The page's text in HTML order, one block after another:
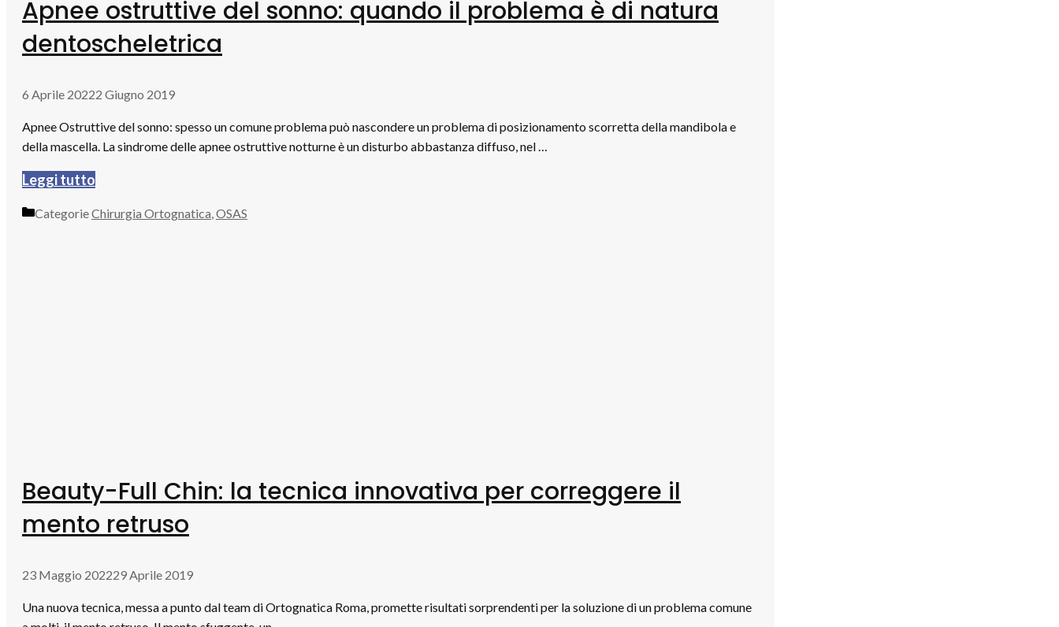
Apnee ostruttive del sonno: quando il problema è di natura
dentoscheletrica
6 Aprile 20222 Giugno 2019
Apnee Ostruttive del sonno: spesso un comune problema può nascondere un problema di posizionamento scorretta della mandibola e
della mascella. La sindrome delle apnee ostruttive notturne è un disturbo abbastanza diffuso, nel …
Leggi tutto
CategorieChirurgia Ortognatica,OSAS
Beauty-Full Chin: la tecnica innovativa per correggere il
mento retruso
23 Maggio 202229 Aprile 2019
Una nuova tecnica, messa a punto dal team di Ortognatica Roma, promette risultati sorprendenti per la soluzione di un problema comune